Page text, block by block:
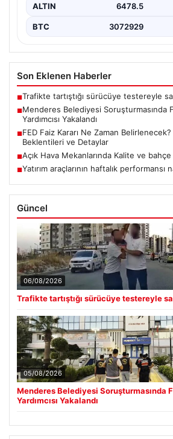
ALTIN 6478.5
BTC 3072929
Son Eklenen Haberler
■Trafikte tartıştığı sürücüye testereyle
■Menderes Belediyesi Soruşturmasında
Yardımcısı Yakalandı
■FED Faiz Kararı Ne Zaman
Beklentileri ve Detaylar
■Açık Hava Mekanlarında Kalite ve bahçe
■Yatırım araçlarının haftalık performansı
Güncel
06/08/2026
Trafikte tartıştığı sürücüye testereyle
05/08/2026
Menderes Belediyesi Soruşturmasında
Yardımcısı Yakalandı